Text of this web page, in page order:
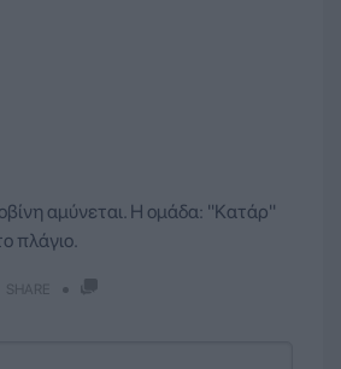
αμύνεται. Η ομάδα: ''Κατάρ''
πλάγιο.
SHARE